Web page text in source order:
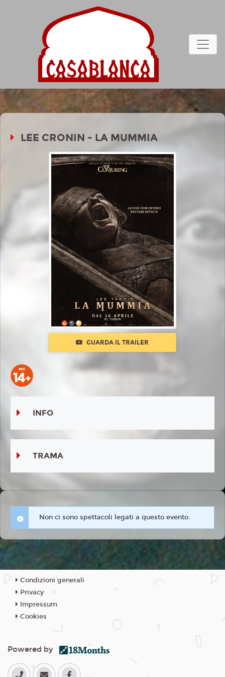
LEE CRONIN - LA MUMMIA
GUARDA IL TRAILER
INFO
TRAMA
Non ci sono spettacoli legati a questo evento.
Condizioni generali
Privacy
Impressum
Cookies
Powered by